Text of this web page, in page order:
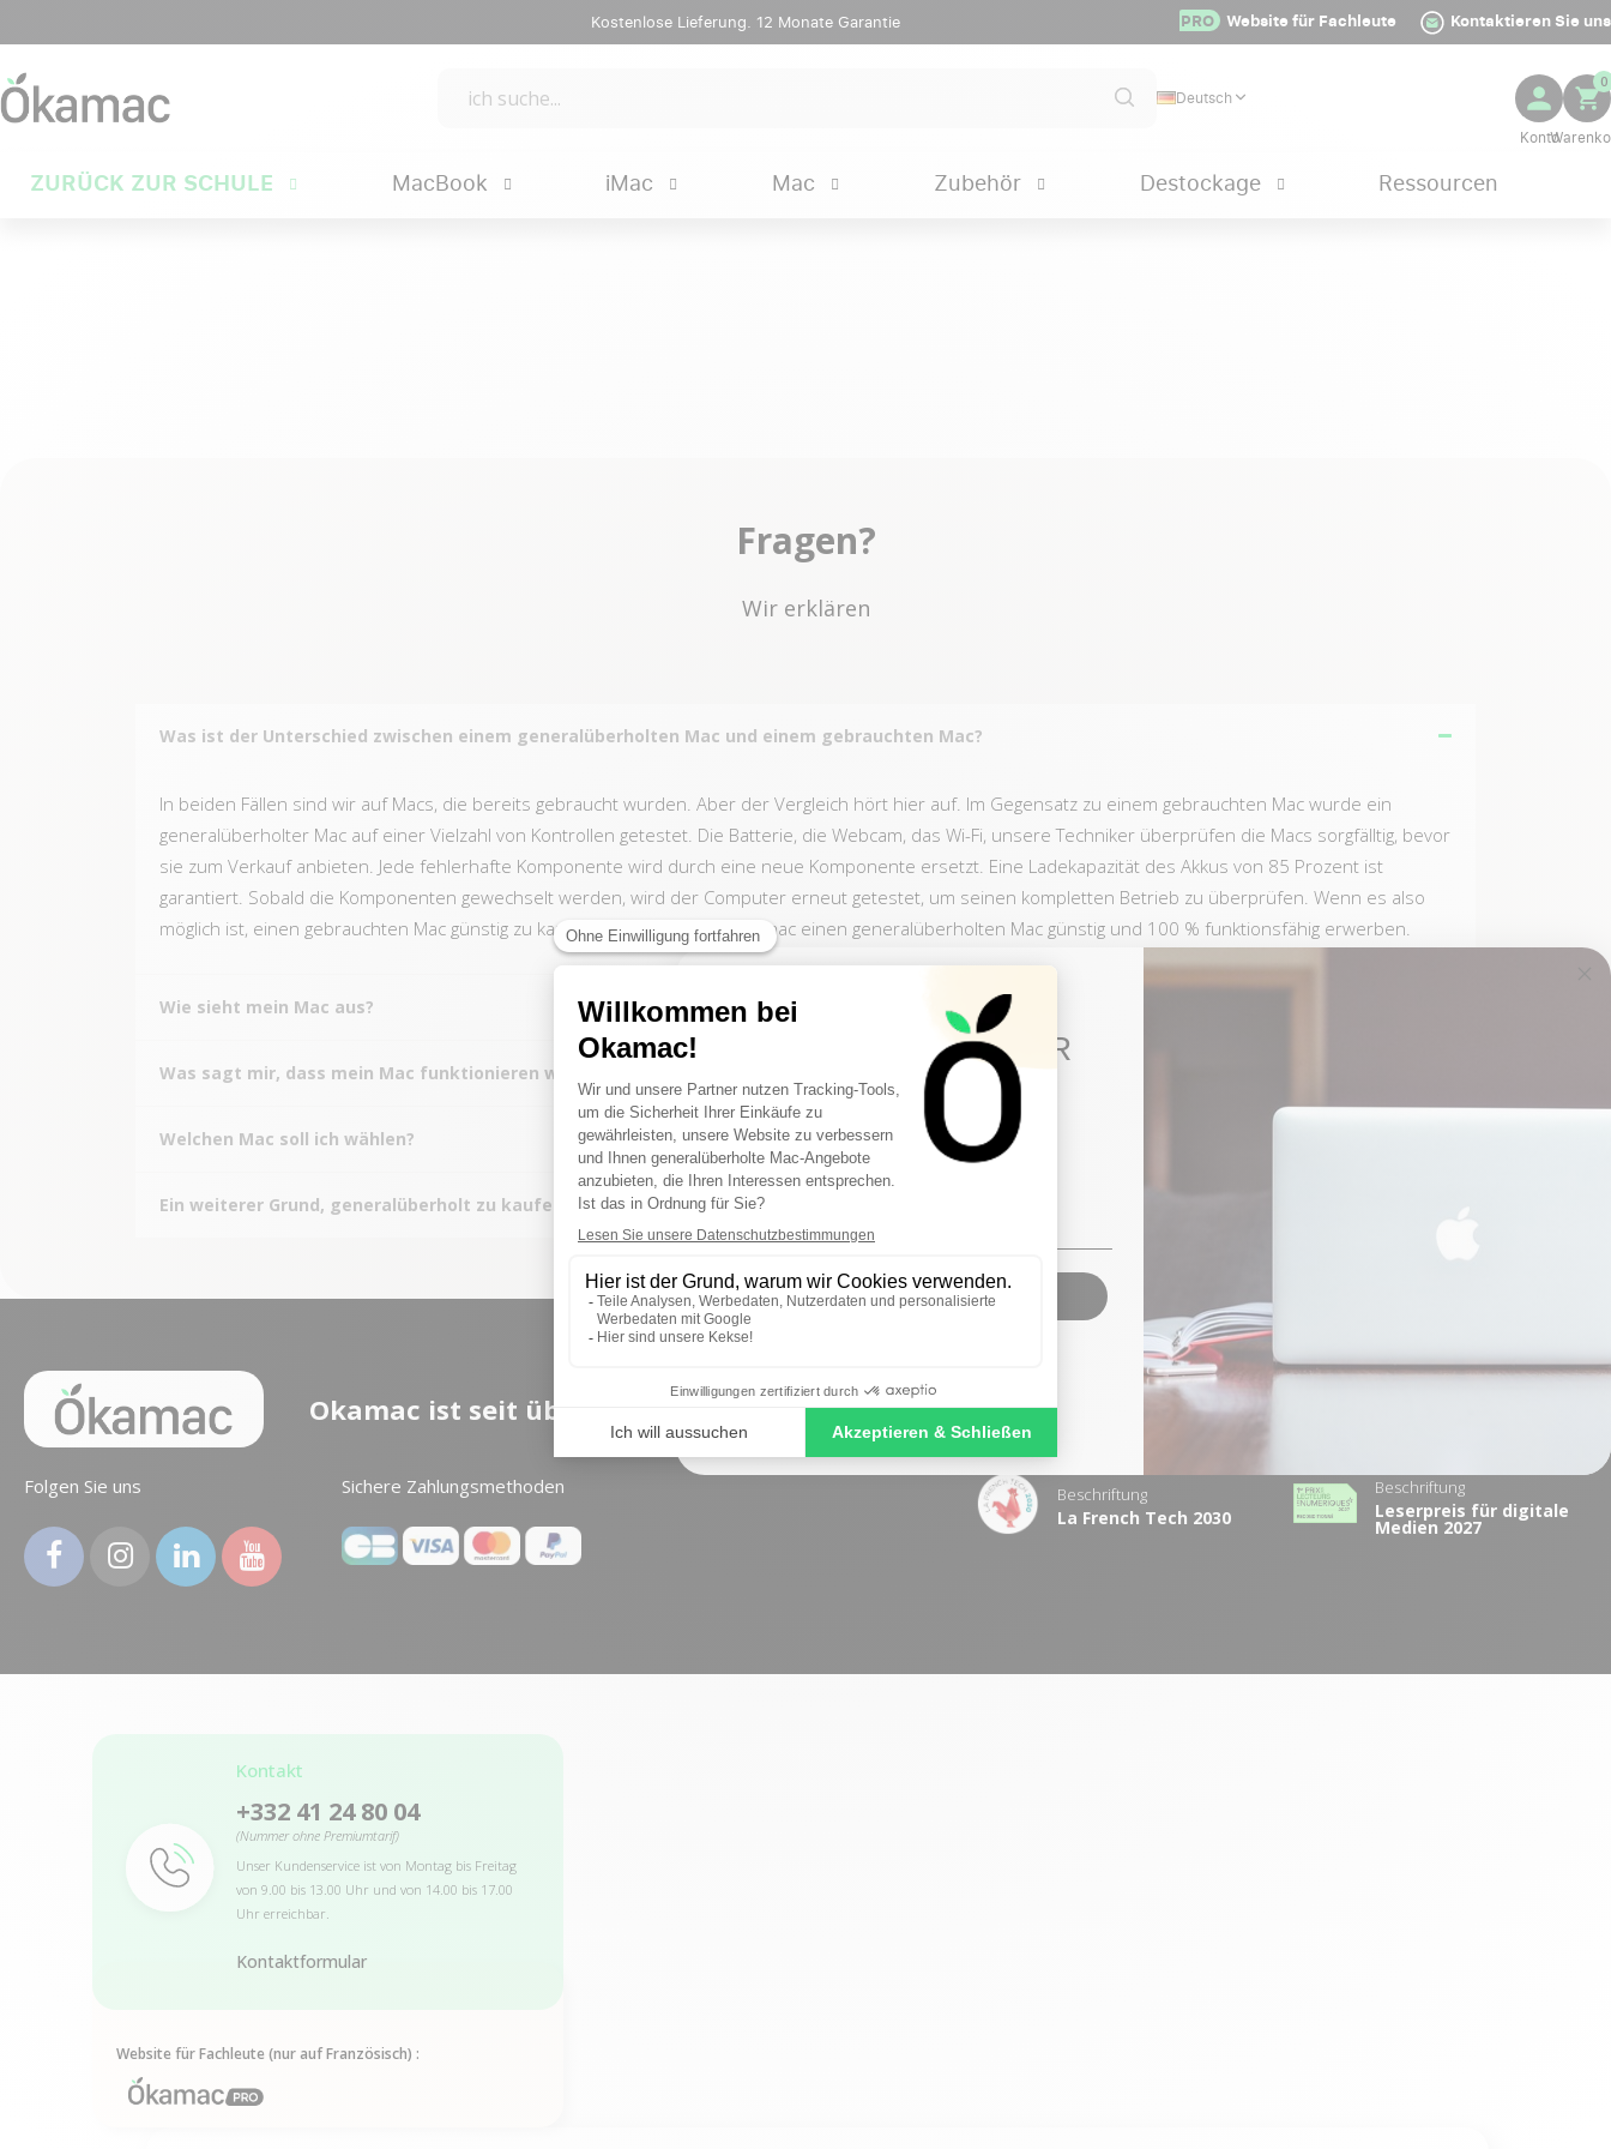
Kostenlose Lieferung. 12 Monate Garantie PRO Website für Fachleute Kontaktieren Sie uns
Deutsch
0
ZURÜCK ZUR SCHULE MacBook iMac Mac Zubehör Destockage Ressourcen
Fragen?
Wir erklären
Was ist der Unterschied zwischen einem generalüberholten Mac und einem gebrauchten Mac?
In beiden Fällen sind wir auf Macs, die bereits gebraucht wurden. Aber der Vergleich hört hier auf. Im Gegensatz zu einem gebrauchten Mac wurde ein
generalüberholter Mac auf einer Vielzahl von Kontrollen getestet. Die Batterie, die Webcam, das Wi-Fi, unsere Techniker überprüfen die Macs sorgfälltig, bevor
sie zum Verkauf anbieten. Jede fehlerhafte Komponente wird durch eine neue Komponente ersetzt. Eine Ladekapazität des Akkus von 85 Prozent ist
garantiert. Sobald die Komponenten gewechselt werden, wird der Computer erneut getestet, um seinen kompletten Betrieb zu überprüfen. Wenn es also
möglich ist, einen gebrauchten Mac günstig zu kaufen, können Sie auf Okamac einen generalüberholten Mac günstig und 100 % funktionsfähig erwerben.
Wie sieht mein Mac aus?
Was sagt mir, dass mein Mac funktionieren wird?
Welchen Mac soll ich wählen?
Ein weiterer Grund, generalüberholt zu kaufen?
Okamac ist seit über ist seit über 10 Jahren der Spezialist für generalüberholte Macs
Folgen Sie uns Sichere Zahlungsmethoden Beschriftung
La French Tech 2030
Beschriftung
Leserpreis für digitale
Medien 2027
Kontakt
+332 41 24 80 04
(Nummer ohne Premiumtarif)
Unser Kundenservice ist von Montag bis Freitag
von 9.00 bis 13.00 Uhr und von 14.00 bis 17.00
Uhr erreichbar.
Kontaktformular
Website für Fachleute (nur auf Französisch) :
10€ FREE ON YOUR
FIRST ORDER
Sign up to receive your discount.
SIGN ME UP!